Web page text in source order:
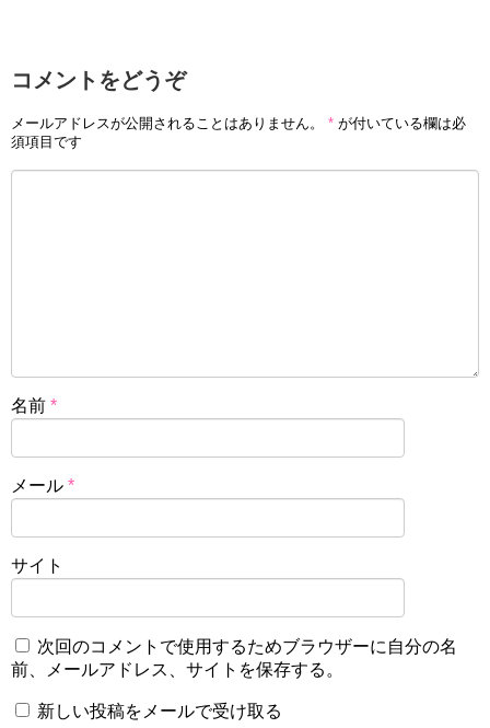
コメントをどうぞ
メールアドレスが公開されることはありません。 * が付いている欄は必
須項目です
名前 *
メール *
サイト
次回のコメントで使用するためブラウザーに自分の名
前、メールアドレス、サイトを保存する。
新しい投稿をメールで受け取る